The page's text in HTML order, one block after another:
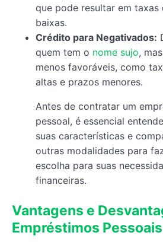
que pode resultar em taxas
baixas.
Crédito para Negativados:
quem tem o nome sujo,
menos favoráveis, como
altas e prazos menores.
Antes de contratar um
pessoal, é essencial
suas características e
outras modalidades para
escolha para suas
financeiras.
Vantagens e
Empréstimos Pessoais